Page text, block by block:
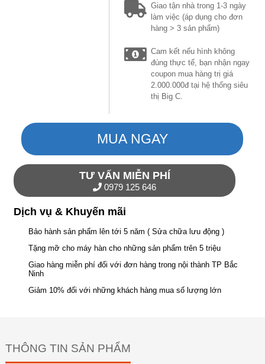
Giao tận nhà trong 1-3 ngày
làm việc (áp dụng cho đơn
hàng > 3 sản phẩm)
Cam kết nếu hình không
đúng thực tế, bạn nhận ngay
coupon mua hàng trị giá
2.000.000đ tại hệ thống siêu
thị Big C.
MUA NGAY
TƯ VẤN MIỄN PHÍ
0979 125 646
Dịch vụ & Khuyến mãi
Bảo hành sản phẩm lên tới 5 năm ( Sửa chữa lưu động )
Tặng mỡ cho máy hàn cho những sản phẩm trên 5 triệu
Giao hàng miễn phí đối với đơn hàng trong nội thành TP Bắc
Ninh
Giảm 10% đối với những khách hàng mua số lượng lớn
THÔNG TIN SẢN PHẨM